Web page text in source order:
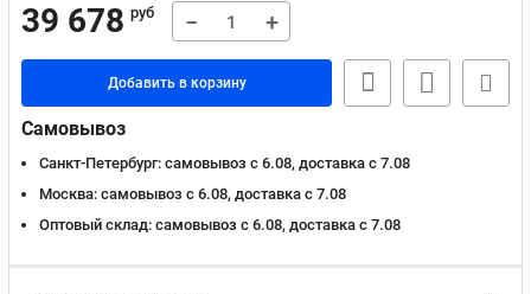
39 678 руб − +
Добавить в корзину
Самовывоз
Санкт-Петербург: самовывоз с 6.08, доставка c 7.08
Москва: самовывоз с 6.08, доставка c 7.08
Оптовый склад: самовывоз с 6.08, доставка c 7.08